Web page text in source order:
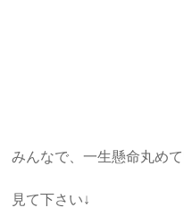
みんなで、一生懸命丸めて
見て下さい↓